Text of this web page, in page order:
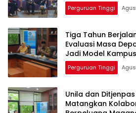
Perguruan Tinggi
Tiga Tahun
Evaluasi Masa
Jadi Model
Perguruan Tinggi
Unila dan
Matangkan